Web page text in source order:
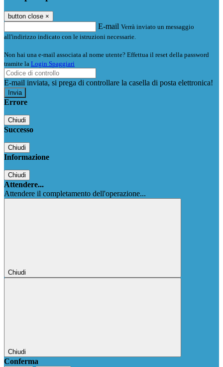
button close ×
E-mail Verrà inviato un messaggio
all'indirizzo indicato con le istruzioni necessarie.
Non hai una e-mail associata al nome utente? Effettua il reset della password
tramite la Login Spaggiari
E-mail inviata, si prega di controllare la casella di posta elettronica!
Errore
Chiudi
Successo
Chiudi
Informazione
Chiudi
Attendere...
Attendere il completamento dell'operazione...
Chiudi
Chiudi
Conferma